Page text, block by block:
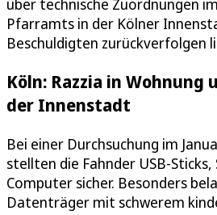
über technische Zuordnungen
Pfarramts in der Kölner
Beschuldigten zurückverfolgen
Köln: Razzia in Wohnung
der Innenstadt
Bei einer Durchsuchung im
stellten die Fahnder USB-
Computer sicher. Besonders
Datenträger mit schwerem